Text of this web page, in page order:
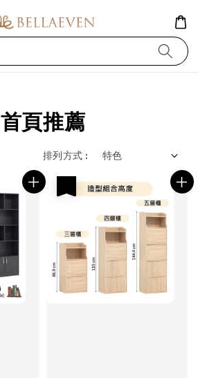
首頁推薦
排列方式 :